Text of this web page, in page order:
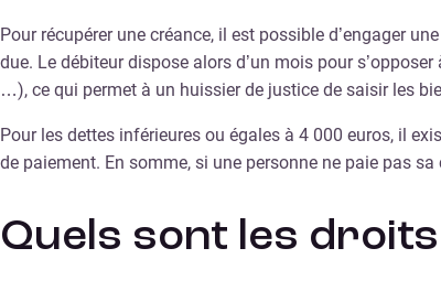
Pour récupérer une créance, il est possible d’engager
due. Le débiteur dispose alors d’un mois pour
…), ce qui permet à un huissier de justice de saisir les
Pour les dettes inférieures ou égales à 4 000 euros, il
de paiement. En somme, si une personne ne paie pas
Quels sont les